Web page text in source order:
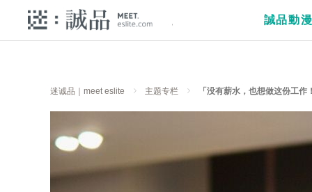
誠品動
迷诚品｜meet eslite 主题专栏 「没有薪水，也想做这份工